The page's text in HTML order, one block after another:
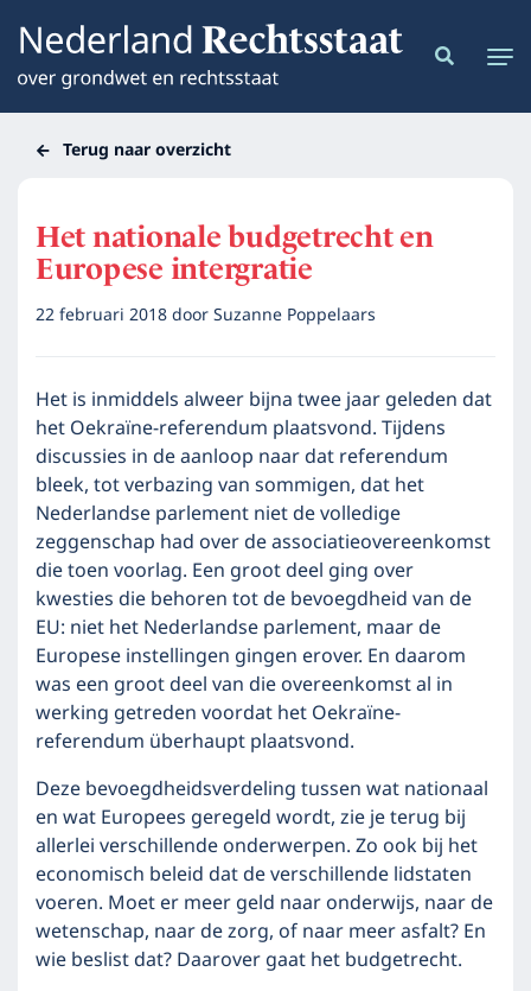
Terug naar overzicht
Het nationale budgetrecht en
Europese intergratie
22 februari 2018doorSuzanne Poppelaars
Het is inmiddels alweer bijna twee jaar geleden dat
het Oekraïne-referendum plaatsvond. Tijdens
discussies in de aanloop naar dat referendum
bleek, tot verbazing van sommigen, dat het
Nederlandse parlement niet de volledige
zeggenschap had over de associatieovereenkomst
die toen voorlag. Een groot deel ging over
kwesties die behoren tot de bevoegdheid van de
EU: niet het Nederlandse parlement, maar de
Europese instellingen gingen erover. En daarom
was een groot deel van die overeenkomst al in
werking getreden voordat het Oekraïne-
referendum überhaupt plaatsvond.
Deze bevoegdheidsverdeling tussen wat nationaal
en wat Europees geregeld wordt, zie je terug bij
allerlei verschillende onderwerpen. Zo ook bij het
economisch beleid dat de verschillende lidstaten
voeren. Moet er meer geld naar onderwijs, naar de
wetenschap, naar de zorg, of naar meer asfalt? En
wie beslist dat? Daarover gaat het budgetrecht.